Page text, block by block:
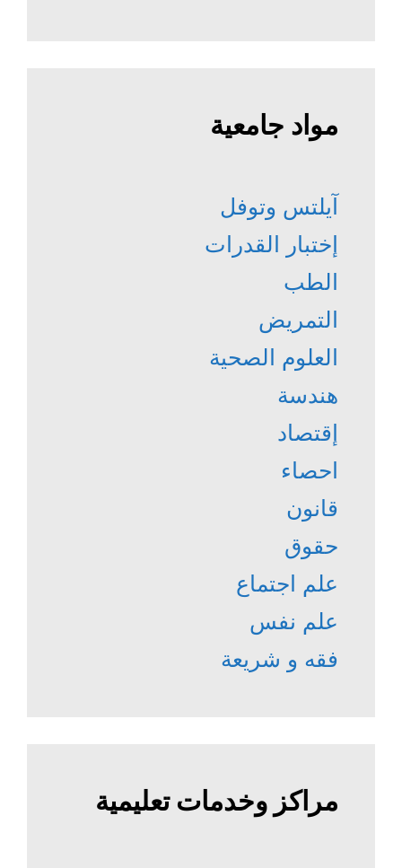
مواد جامعية
آيلتس وتوفل
إختبار القدرات
الطب
التمريض
العلوم الصحية
هندسة
إقتصاد
احصاء
قانون
حقوق
علم اجتماع
علم نفس
فقه و شريعة
مراكز وخدمات تعليمية